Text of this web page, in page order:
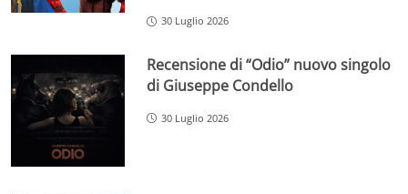
30 Luglio 2026
Recensione di “Odio” nuovo singolo
di Giuseppe Condello
30 Luglio 2026